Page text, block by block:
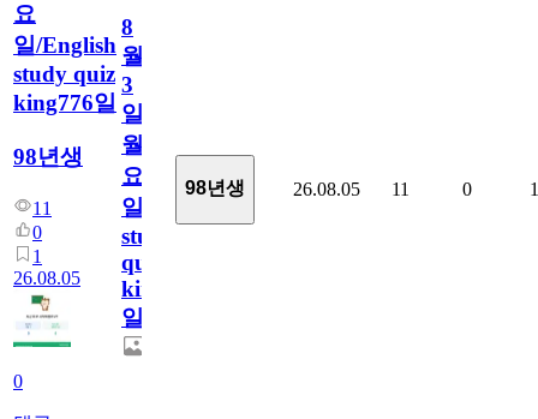
요
일/English
study quiz
king776일
98년생
11
0
1
26.08.05
0
8
월
3
일
월
요
일/English
study
quiz
king776
일
98년생 26.08.05 11 0 1